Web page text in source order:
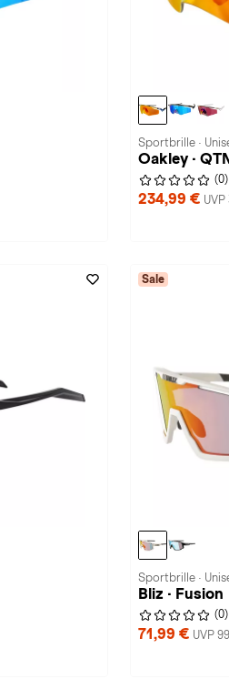
Sportbrille ·
Oakley ·
(0)
234,99 € UVP
Sale
Sportbrille ·
Bliz · Fusion
(0)
71,99 € UVP